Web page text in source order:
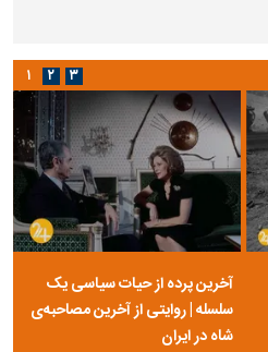
آخرین پرده از حیات سیاسی یک
سلسله | روایتی از آخرین مصاحبه‌ی
شاه در ایران
۱ ۲ ۳